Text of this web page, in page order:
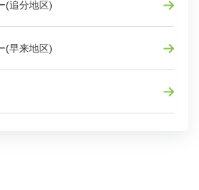
(追分地区)
(早来地区)